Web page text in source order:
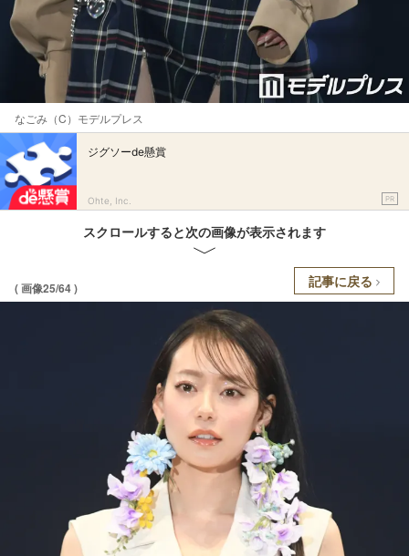
なごみ（C）モデルプレス
ジグソーde懸賞
Ohte, Inc. PR
スクロールすると次の画像が表示されます
( 画像25/64 ) 記事に戻る